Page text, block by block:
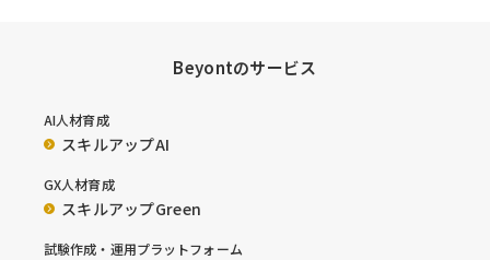
Beyontのサービス
AI人材育成
スキルアップAI
GX人材育成
スキルアップGreen
試験作成・運用プラットフォーム